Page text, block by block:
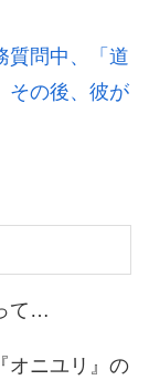
質問中、「道
その後、彼が
て…
オニユリ』の